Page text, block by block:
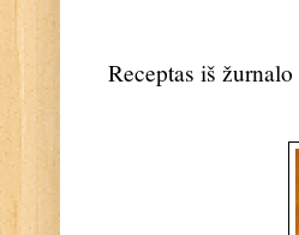
Receptas iš